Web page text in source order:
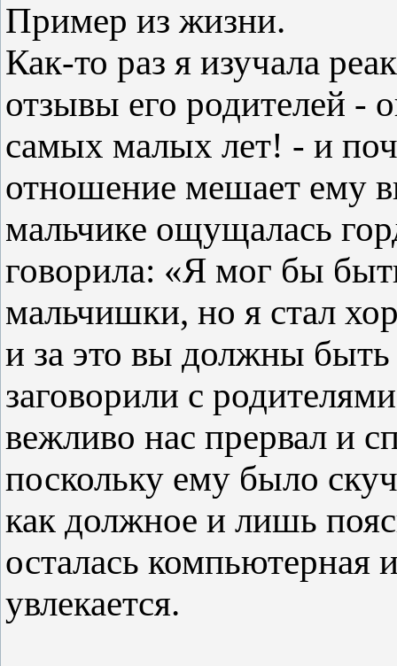
Пример из жизни.
Как-то раз я изучала
отзывы его родителей -
самых малых лет! - и
отношение мешает ему
мальчике ощущалась
говорила: «Я мог бы
мальчишки, но я стал
и за это вы должны
заговорили с
вежливо нас прервал и
поскольку ему было
как должное и лишь
осталась компьютерная
увлекается.